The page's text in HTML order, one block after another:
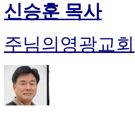
신승훈 목사
주님의영광교회